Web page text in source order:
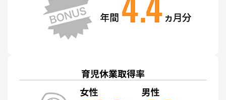
育児休業取得率